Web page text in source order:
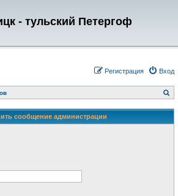
- тульский Петергоф
Вход
Регистрация
о
с
сообщение администрации